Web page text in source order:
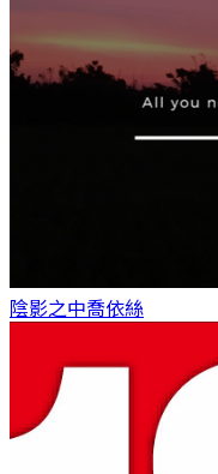
陰影之中喬依絲